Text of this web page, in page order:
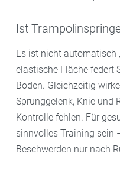
Ist
Es ist nicht automatisch
elastische Fläche federt
Boden. Gleichzeitig
Sprunggelenk, Knie und
Kontrolle fehlen. Für
sinnvolles Training sein
Beschwerden nur nach